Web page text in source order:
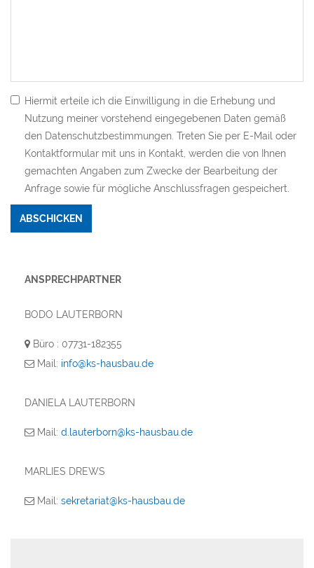
Hiermit erteile ich die Einwilligung in die Erhebung und
Nutzung meiner vorstehend eingegebenen Daten gemäß
den Datenschutzbestimmungen. Treten Sie per E-Mail oder
Kontaktformular mit uns in Kontakt, werden die von Ihnen
gemachten Angaben zum Zwecke der Bearbeitung der
Anfrage sowie für mögliche Anschlussfragen gespeichert.
Bitte nicht ausfüllen.
ABSCHICKEN
ANSPRECHPARTNER
BODO LAUTERBORN
Büro : 07731-182355
Mail: info@ks-hausbau.de
DANIELA LAUTERBORN
Mail: d.lauterborn@ks-hausbau.de
MARLIES DREWS
Mail: sekretariat@ks-hausbau.de